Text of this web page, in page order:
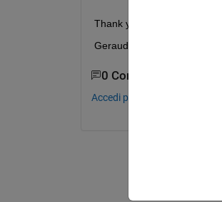
Thank you for your help
Geraud
0 Commenti
Accedi per commentare.